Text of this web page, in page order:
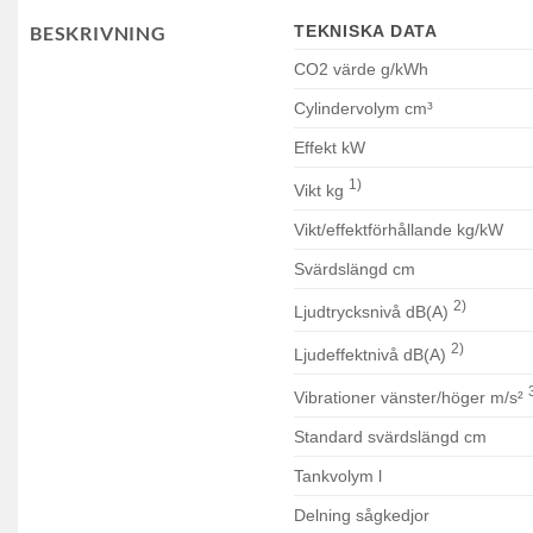
BESKRIVNING
TEKNISKA DATA
CO2 värde g/kWh
Cylindervolym cm³
Effekt kW
Vikt kg 1)
Vikt/effektförhållande kg/kW
Svärdslängd cm
Ljudtrycksnivå dB(A)2)
Ljudeffektnivå dB(A)2)
Vibrationer vänster/höger m/s²
Standard svärdslängd cm
Tankvolym l
Delning sågkedjor